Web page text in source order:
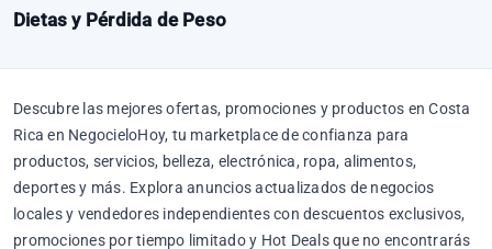
Dietas y Pérdida de Peso
Descubre las mejores ofertas, promociones y productos en Costa
Rica en NegocieloHoy, tu marketplace de confianza para
productos, servicios, belleza, electrónica, ropa, alimentos,
deportes y más. Explora anuncios actualizados de negocios
locales y vendedores independientes con descuentos exclusivos,
promociones por tiempo limitado y Hot Deals que no encontrarás